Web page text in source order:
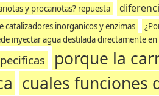
y procariotas? repuesta
catalizadores inorganicos y enzimas
inyectar agua destilada directamente en
porque la
cuales funciones